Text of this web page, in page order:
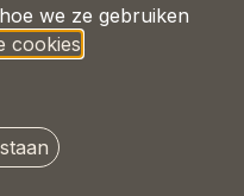
B.V.
we ze gebruiken
cookies